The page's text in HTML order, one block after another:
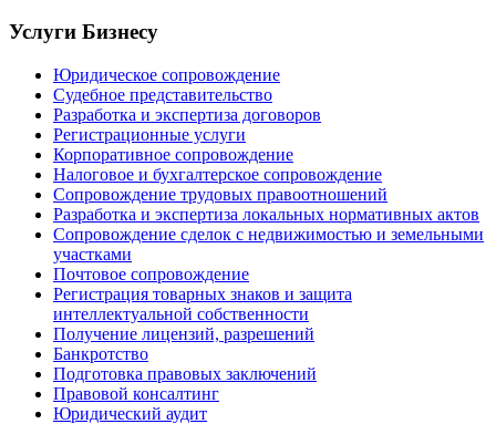
Услуги Бизнесу
Юридическое сопровождение
Судебное представительство
Разработка и экспертиза договоров
Регистрационные услуги
Корпоративное сопровождение
Налоговое и бухгалтерское сопровождение
Сопровождение трудовых правоотношений
Разработка и экспертиза локальных нормативных актов
Сопровождение сделок с недвижимостью и земельными
участками
Почтовое сопровождение
Регистрация товарных знаков и защита
интеллектуальной собственности
Получение лицензий, разрешений
Банкротство
Подготовка правовых заключений
Правовой консалтинг
Юридический аудит